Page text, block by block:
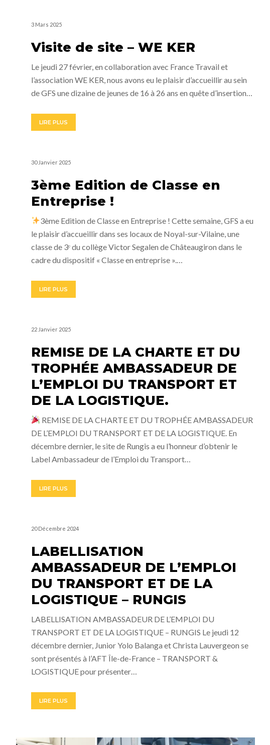
3 Mars 2025
Visite de site – WE KER
Le jeudi 27 février, en collaboration avec France Travail et
l’association WE KER, nous avons eu le plaisir d’accueillir au sein
de GFS une dizaine de jeunes de 16 à 26 ans en quête d’insertion…
LIRE PLUS
30 Janvier 2025
3ème Edition de Classe en
Entreprise !
3ème Edition de Classe en Entreprise ! Cette semaine, GFS a eu
le plaisir d’accueillir dans ses locaux de Noyal-sur-Vilaine, une
classe de 3ᵉ du collège Victor Segalen de Châteaugiron dans le
cadre du dispositif « Classe en entreprise ».…
LIRE PLUS
22 Janvier 2025
REMISE DE LA CHARTE ET DU
TROPHÉE AMBASSADEUR DE
L’EMPLOI DU TRANSPORT ET
DE LA LOGISTIQUE.
REMISE DE LA CHARTE ET DU TROPHÉE AMBASSADEUR
DE L’EMPLOI DU TRANSPORT ET DE LA LOGISTIQUE. En
décembre dernier, le site de Rungis a eu l’honneur d’obtenir le
Label Ambassadeur de l’Emploi du Transport…
LIRE PLUS
20 Décembre 2024
LABELLISATION
AMBASSADEUR DE L’EMPLOI
DU TRANSPORT ET DE LA
LOGISTIQUE – RUNGIS
LABELLISATION AMBASSADEUR DE L’EMPLOI DU
TRANSPORT ET DE LA LOGISTIQUE – RUNGIS Le jeudi 12
décembre dernier, Junior Yolo Balanga et Christa Lauvergeon se
sont présentés à l’AFT Île-de-France – TRANSPORT &
LOGISTIQUE pour présenter…
LIRE PLUS